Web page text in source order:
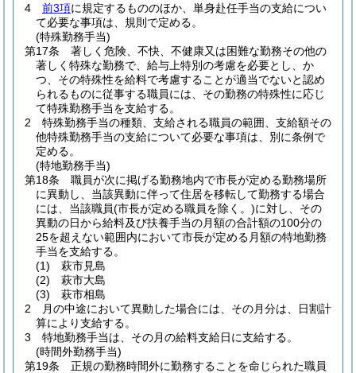
4 前3項に規定するもののほか、単身赴任手当の支給につい
て必要な事項は、規則で定める。
(特殊勤務手当)
第17条
著しく危険、不快、不健康又は困難な勤務その他の
著しく特殊な勤務で、給与上特別の考慮を必要とし、か
つ、その特殊性を給料で考慮することが適当でないと認め
られるものに従事する職員には、その勤務の特殊性に応じ
て特殊勤務手当を支給する。
2
特殊勤務手当の種類、支給される職員の範囲、支給額その
他特殊勤務手当の支給について必要な事項は、別に条例で
定める。
(特地勤務手当)
第18条
職員が次に掲げる勤務地内で市長が定める勤務場所
に異動し、当該異動に伴って住居を移転して勤務する場合
には、当該職員(市長が定める職員を除く。)に対し、その
異動の日から給料及び扶養手当の月額の合計額の100分の
25を超えない範囲内において市長が定める月額の特地勤務
手当を支給する。
(1)
萩市見島
(2)
萩市大島
(3)
萩市相島
2
月の中途において異動した場合には、その月分は、日割計
算により支給する。
3
特地勤務手当は、その月の給料支給日に支給する。
(時間外勤務手当)
第19条
正規の勤務時間外に勤務することを命じられた職員